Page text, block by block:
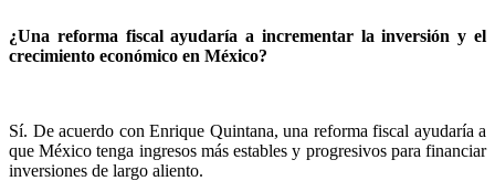
¿Una reforma fiscal ayudaría a incrementar la inversión y el
crecimiento económico en México?
Sí. De acuerdo con Enrique Quintana, una reforma fiscal ayudaría a
que México tenga ingresos más estables y progresivos para financiar
inversiones de largo aliento.